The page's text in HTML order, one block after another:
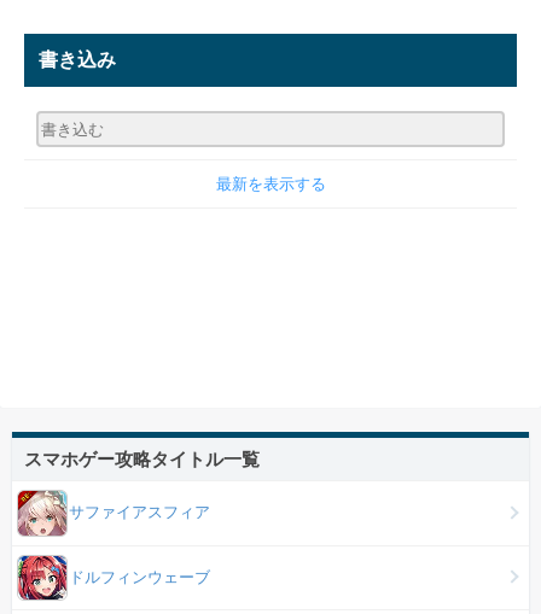
書き込み
最新を表示する
スマホゲー攻略タイトル一覧
サファイアスフィア
ドルフィンウェーブ